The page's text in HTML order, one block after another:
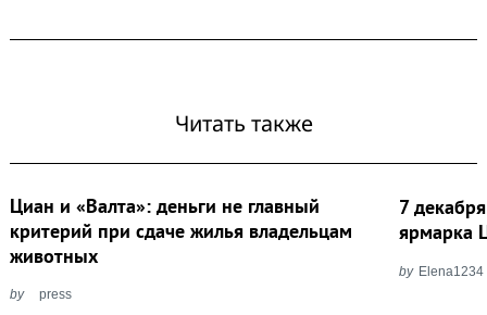
Читать также
Циан и «Валта»: деньги не главный
критерий при сдаче жилья владельцам
животных
by press
7
ярмарка
by Elena1234